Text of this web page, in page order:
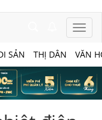
SẢN THỊ DÂN VĂN